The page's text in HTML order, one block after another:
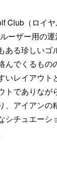
Club（ロイ
ーザー用の
る珍しいゴ
んでくるもの
レイアウト
トでありなが
、アイアンの
シチュエーシ